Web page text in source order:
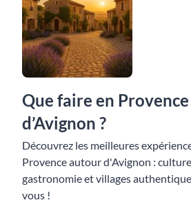
Que faire en
d’Avignon ?
Découvrez les meilleures
Provence autour d'Avignon :
gastronomie et villages
vous !